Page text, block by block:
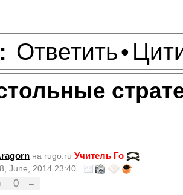
Ответить•
на rugo.ru Учитель Го
June, 2014 23:40
0 –